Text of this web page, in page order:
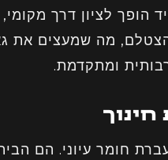
הופך לציון דרך מקומי,
מה שמעצים את
ומתקדמת.
חומר עיוני. הם